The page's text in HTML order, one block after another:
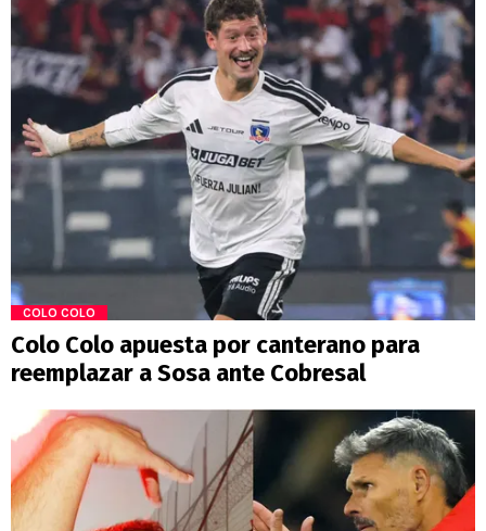
COLO COLO
Colo Colo apuesta por canterano para
reemplazar a Sosa ante Cobresal